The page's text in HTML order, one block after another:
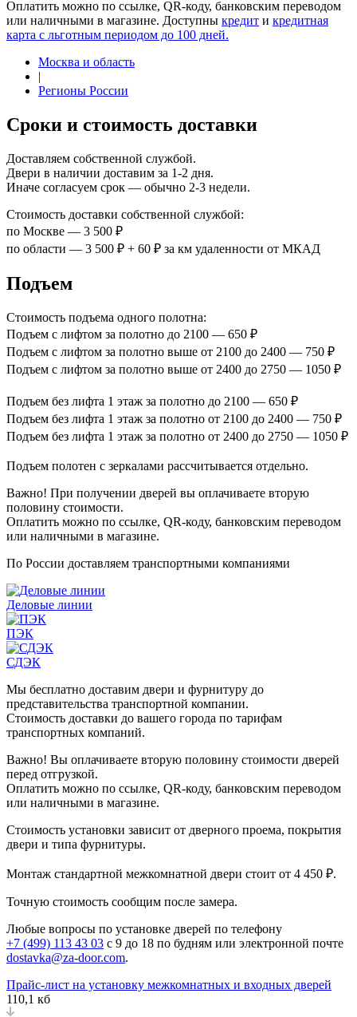
Оплатить можно по ссылке, QR-коду, банковским переводом
или наличными в магазине. Доступны кредит и кредитная
карта с льготным периодом до 100 дней.
Москва и область
|
Регионы России
Сроки и стоимость доставки
Доставляем собственной службой.
Двери в наличии доставим за 1-2 дня.
Иначе согласуем срок — обычно 2-3 недели.
Стоимость доставки собственной службой:
по Москве — 3 500 ₽
по области — 3 500 ₽ + 60 ₽ за км удаленности от МКАД
Подъем
Стоимость подъема одного полотна:
Подъем с лифтом за полотно до 2100 — 650 ₽
Подъем с лифтом за полотно выше от 2100 до 2400 — 750 ₽
Подъем с лифтом за полотно выше от 2400 до 2750 — 1050 ₽
Подъем без лифта 1 этаж за полотно до 2100 — 650 ₽
Подъем без лифта 1 этаж за полотно от 2100 до 2400 — 750 ₽
Подъем без лифта 1 этаж за полотно от 2400 до 2750 — 1050 ₽
Подъем полотен с зеркалами рассчитывается отдельно.
Важно! При получении дверей вы оплачиваете вторую
половину стоимости.
Оплатить можно по ссылке, QR-коду, банковским переводом
или наличными в магазине.
По России доставляем транспортными компаниями
Деловые линии
ПЭК
СДЭК
Мы бесплатно доставим двери и фурнитуру до
представительства транспортной компании.
Стоимость доставки до вашего города по тарифам
транспортных компаний.
Важно! Вы оплачиваете вторую половину стоимости дверей
перед отгрузкой.
Оплатить можно по ссылке, QR-коду, банковским переводом
или наличными в магазине.
Стоимость установки зависит от дверного проема, покрытия
двери и типа фурнитуры.
Монтаж стандартной межкомнатной двери стоит от 4 450 ₽.
Точную стоимость сообщим после замера.
Любые вопросы по установке дверей по телефону
+7 (499) 113 43 03 с 9 до 18 по будням или электронной почте
dostavka@za-door.com.
Прайс-лист на установку межкомнатных и входных дверей
110,1 кб